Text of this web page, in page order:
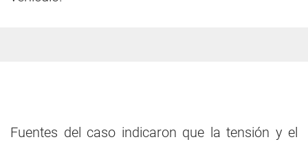
Fuentes del caso indicaron que la tensión y el